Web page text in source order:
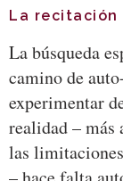
La recitación
La búsqueda
camino de
experimentar
realidad – más
las